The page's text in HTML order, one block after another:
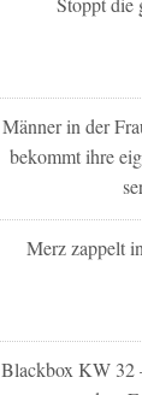
Männer in der
bekommt ihre
Merz zappelt
Blackbox KW 32